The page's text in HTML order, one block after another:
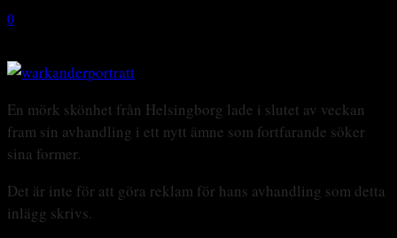
0
En mörk skönhet från Helsingborg lade i slutet av veckan
fram sin avhandling i ett nytt ämne som fortfarande söker
sina former.
Det är inte för att göra reklam för hans avhandling som detta
inlägg skrivs.